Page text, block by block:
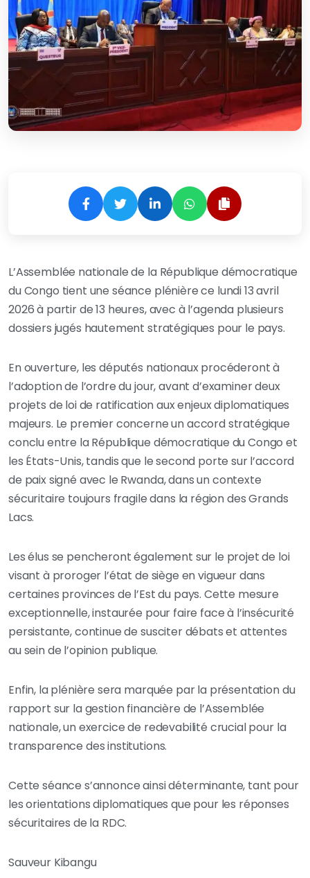
L’Assemblée nationale de la République démocratique
du Congo tient une séance plénière ce lundi 13 avril
2026 à partir de 13 heures, avec à l’agenda plusieurs
dossiers jugés hautement stratégiques pour le pays.
En ouverture, les députés nationaux procéderont à
l’adoption de l’ordre du jour, avant d’examiner deux
projets de loi de ratification aux enjeux diplomatiques
majeurs. Le premier concerne un accord stratégique
conclu entre la République démocratique du Congo et
les États-Unis, tandis que le second porte sur l’accord
de paix signé avec le Rwanda, dans un contexte
sécuritaire toujours fragile dans la région des Grands
Lacs.
Les élus se pencheront également sur le projet de loi
visant à proroger l’état de siège en vigueur dans
certaines provinces de l’Est du pays. Cette mesure
exceptionnelle, instaurée pour faire face à l’insécurité
persistante, continue de susciter débats et attentes
au sein de l’opinion publique.
Enfin, la plénière sera marquée par la présentation du
rapport sur la gestion financière de l’Assemblée
nationale, un exercice de redevabilité crucial pour la
transparence des institutions.
Cette séance s’annonce ainsi déterminante, tant pour
les orientations diplomatiques que pour les réponses
sécuritaires de la RDC.
Sauveur Kibangu